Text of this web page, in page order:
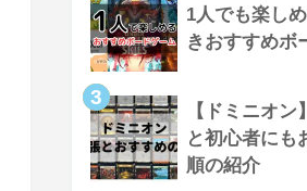
1人でも楽し
きおすすめボ
3
【ドミニオ
と初心者にも
順の紹介